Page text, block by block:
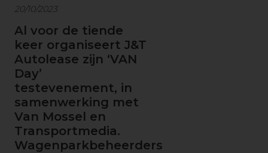
20/10/2023
Al voor de tiende
keer organiseert J&T
Autolease zijn ‘VAN
Day’
testevenement, in
samenwerking met
Van Mossel en
Transportmedia.
Wagenparkbeheerders